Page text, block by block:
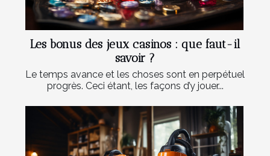
Les bonus des jeux casinos : que faut-il
savoir ?
Le temps avance et les choses sont en perpétuel
progrès. Ceci étant, les façons d’y jouer...